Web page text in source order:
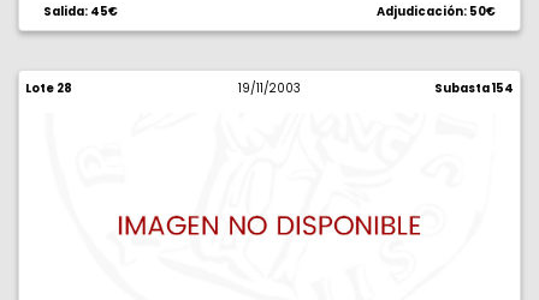
Salida: 45€ Adjudicación: 50€
Lote 28 19/11/2003 Subasta 154